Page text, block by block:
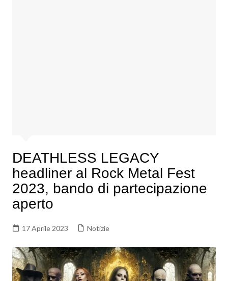
DEATHLESS LEGACY
headliner al Rock Metal Fest
2023, bando di partecipazione
aperto
17 Aprile 2023 Notizie